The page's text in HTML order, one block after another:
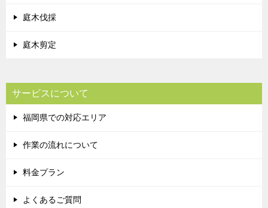
庭木伐採
庭木剪定
サービスについて
福岡県での対応エリア
作業の流れについて
料金プラン
よくあるご質問